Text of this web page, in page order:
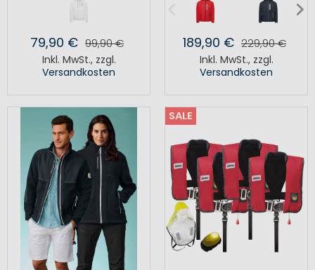
79,90 € 99,90 €
Inkl. MwSt., zzgl.
Versandkosten
189,90 € 229,90 €
Inkl. MwSt., zzgl.
Versandkosten
SALE